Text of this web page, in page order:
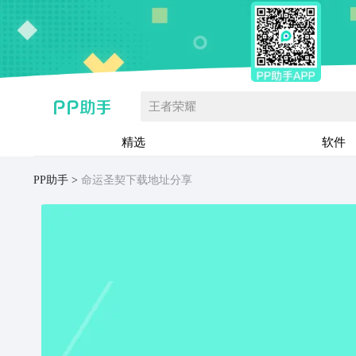
王者荣耀
精选 软件
PP助手 命运圣契下载地址分享